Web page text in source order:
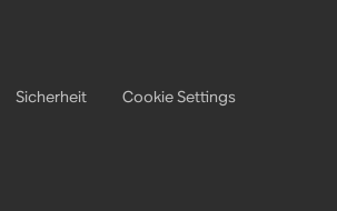
Sicherheit Cookie Settings